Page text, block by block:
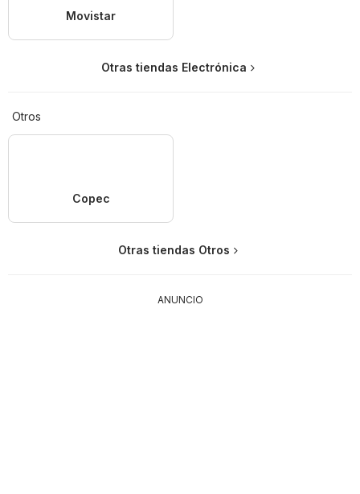
Movistar
Otras tiendas Electrónica
Otros
Copec
Otras tiendas Otros
ANUNCIO